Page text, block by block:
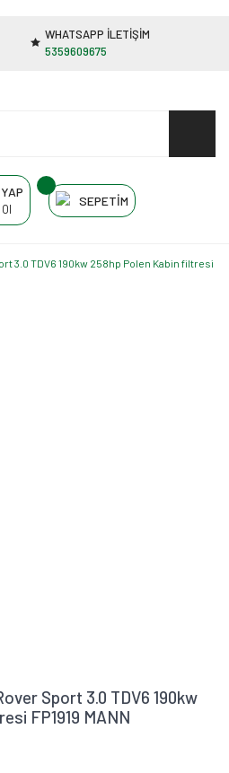
WHATSAPP İLETİŞİM
5359609675
SEPETİM
Sport 3.0 TDV6 190kw
FP1919 MANN